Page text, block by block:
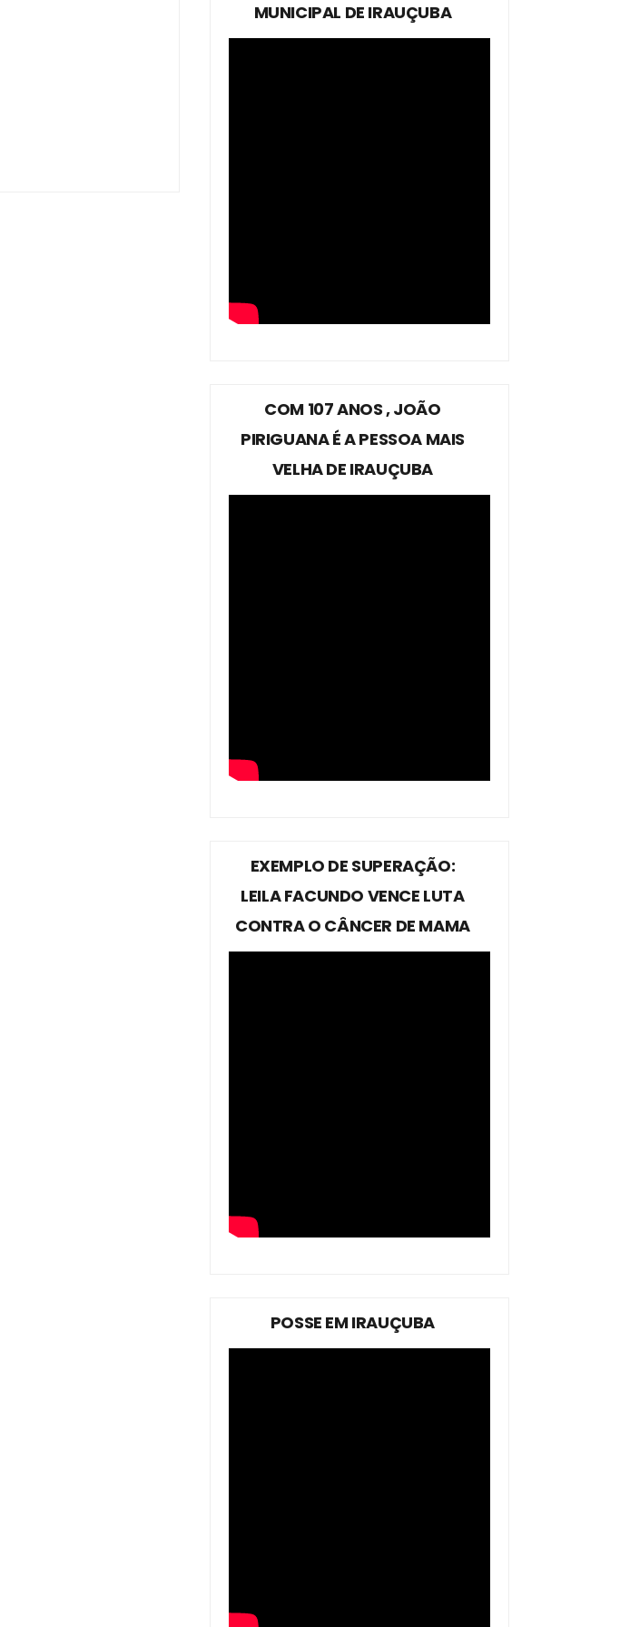
MUNICIPAL DE IRAUÇUBA
COM 107 ANOS , JOÃO
PIRIGUANA É A PESSOA MAIS
VELHA DE IRAUÇUBA
EXEMPLO DE SUPERAÇÃO:
LEILA FACUNDO VENCE LUTA
CONTRA O CÂNCER DE MAMA
POSSE EM IRAUÇUBA